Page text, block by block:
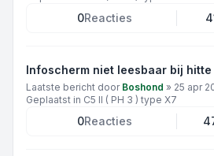
0Reacties
Infoscherm niet leesbaar bij hitte
Laatste bericht door Boshond » 25 apr
Geplaatst in C5 II ( PH 3 ) type X7
0Reacties